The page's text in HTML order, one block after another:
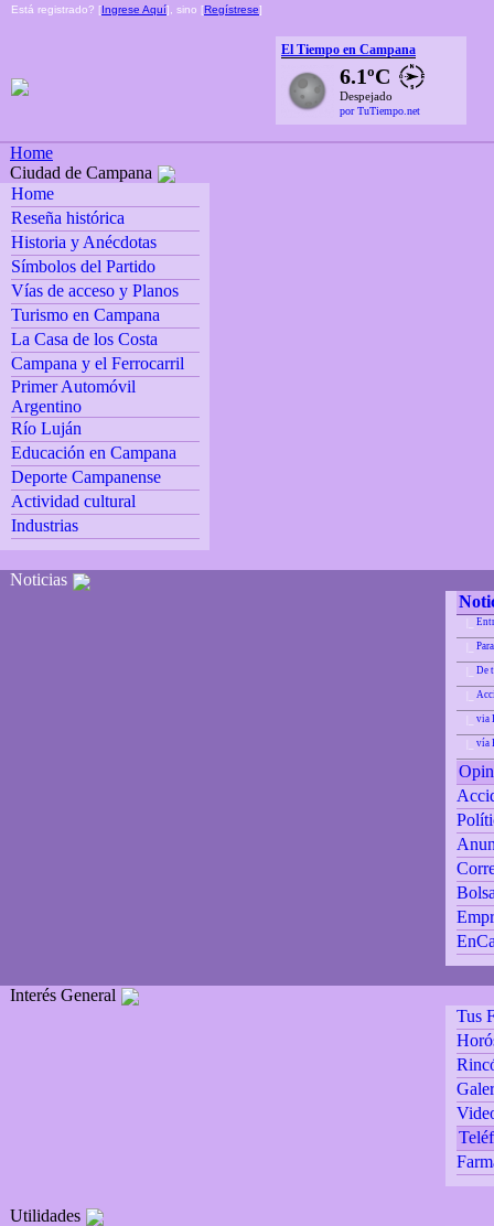
Está registrado? [Ingrese Aquí], sino [Regístrese]
El Tiempo en Campana
6.1ºC
Despejado
por TuTiempo.net
Home
Ciudad de Campana
Home
Reseña histórica
Historia y Anécdotas
Símbolos del Partido
Vías de acceso y Planos
Turismo en Campana
La Casa de los Costa
Campana y el Ferrocarril
Primer Automóvil
Argentino
Río Luján
Educación en Campana
Deporte Campanense
Actividad cultural
Industrias
Noticias
De
via
vía
Interés General
Tus
Utilidades